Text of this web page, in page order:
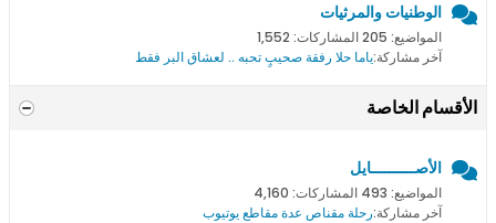
الوطنيات والمرثيات
المواضيع: 205 المشاركات: 1,552
آخر مشاركة:ياما حلا رفقة صحيبٍ تحبه .. لعشاق البر فقط
الأقسام الخاصة
الأصــــــــــايل
المواضيع: 493 المشاركات: 4,160
آخر مشاركة:رحلة مقناص عدة مقاطع يوتيوب